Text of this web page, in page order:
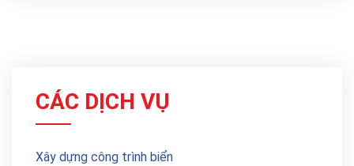
CÁC DỊCH VỤ
Xây dựng công trình biển